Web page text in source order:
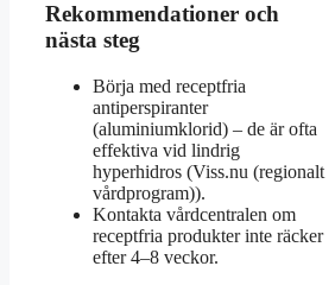
Rekommendationer och
nästa steg
Börja med receptfria
antiperspiranter
(aluminiumklorid) – de är ofta
effektiva vid lindrig
hyperhidros (Viss.nu (regionalt
vårdprogram)).
Kontakta vårdcentralen om
receptfria produkter inte räcker
efter 4–8 veckor.